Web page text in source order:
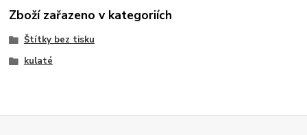
Zboží zařazeno v kategoriích
Štítky bez tisku
kulaté